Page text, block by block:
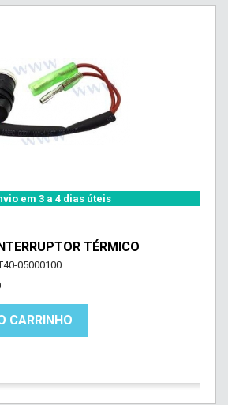
em 3 a 4 dias úteis
TÉRMICO
05000100
CARRINHO